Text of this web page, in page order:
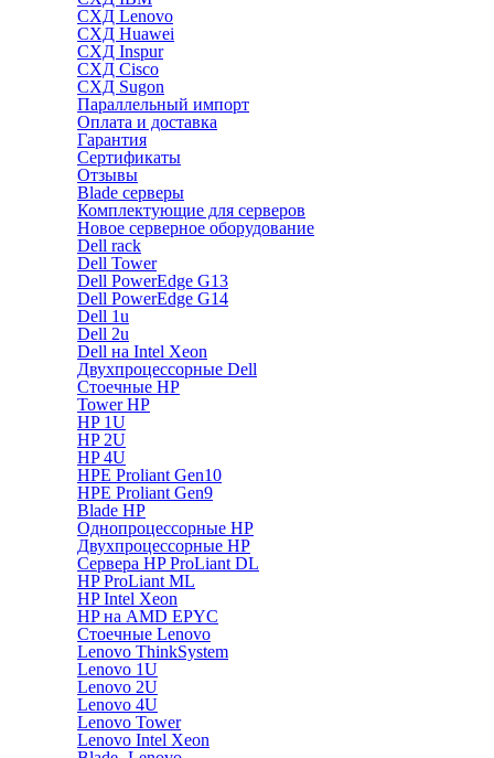
СХД Lenovo
СХД Huawei
СХД Inspur
СХД Cisco
СХД Sugon
Параллельный импорт
Оплата и доставка
Гарантия
Сертификаты
Отзывы
Blade серверы
Комплектующие для серверов
Новое серверное оборудование
Dell rack
Dell Tower
Dell PowerEdge G13
Dell PowerEdge G14
Dell 1u
Dell 2u
Dell на Intel Xeon
Двухпроцессорные Dell
Стоечные HP
Tower HP
HP 1U
HP 2U
HP 4U
HPE Proliant Gen10
HPE Proliant Gen9
Blade HP
Однопроцессорные HP
Двухпроцессорные HP
Сервера HP ProLiant DL
HP ProLiant ML
HP Intel Xeon
HP на AMD EPYC
Стоечные Lenovo
Lenovo ThinkSystem
Lenovo 1U
Lenovo 2U
Lenovo 4U
Lenovo Tower
Lenovo Intel Xeon